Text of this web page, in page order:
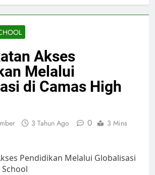
Akses
Melalui
di Camas High
3 Tahun Ago 0 3 Mins
Pendidikan Melalui Globalisasi